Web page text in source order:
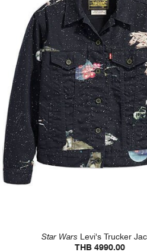
Star Wars Levi's Trucker
THB 4990.00